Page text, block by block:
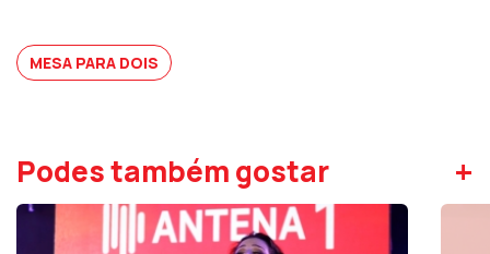
MESA PARA DOIS
Podes também gostar +